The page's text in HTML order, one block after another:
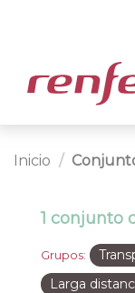
Inicio
1 conjunto
Grupos:
Larga